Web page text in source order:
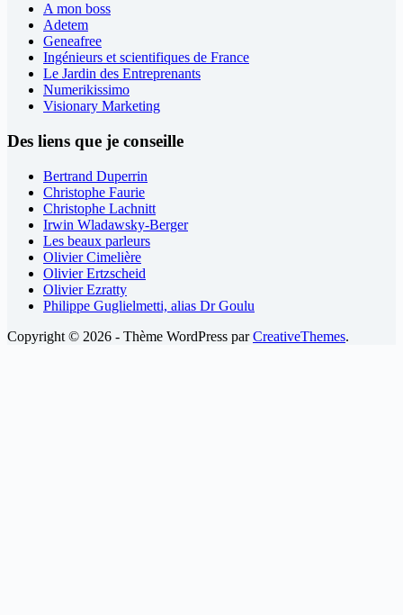
A mon boss
Adetem
Geneafree
Ingénieurs et scientifiques de France
Le Jardin des Entreprenants
Numerikissimo
Visionary Marketing
Des liens que je conseille
Bertrand Duperrin
Christophe Faurie
Christophe Lachnitt
Irwin Wladawsky-Berger
Les beaux parleurs
Olivier Cimelière
Olivier Ertzscheid
Olivier Ezratty
Philippe Guglielmetti, alias Dr Goulu
Copyright © 2026 - Thème WordPress parCreativeThemes.